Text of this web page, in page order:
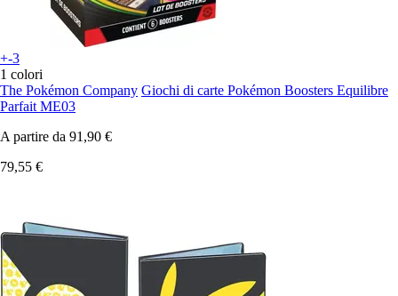
+-3
1 colori
The Pokémon Company Giochi di carte Pokémon Boosters Equilibre
Parfait ME03
A partire da 91,90 €
79,55 €